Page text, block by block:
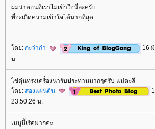
ผมว่าตอนที่เราไม่เข้าใจนี่ล่ะครับ
ที่จะเกิดความเข้าใจได้มากที่สุด
ดย: กะว่าก๋า
16
น.
ไข่ตุ๋นทรงเครื่องน่ารับประทานมากๆครับ แม่ตะลี
ดย: สองแผ่นดิน
23:50:26 น.
เมนูนี้เริ่ดมากค่ะ